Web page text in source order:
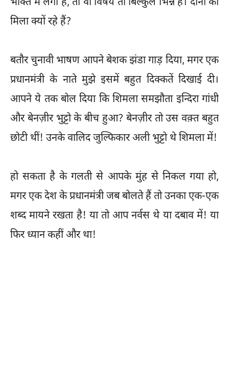
मिला क्यों रहे हैं?
बतौर चुनावी भाषण आपने बेशक झंडा गाड़ दिया, मगर एक
प्रधानमंत्री के नाते मुझे इसमें बहुत दिक्कतें दिखाई दी।
आपने ये तक बोल दिया कि शिमला समझौता इन्दिरा गांधी
और बेनज़ीर भुट्टो के बीच हुआ? बेनज़ीर तो उस वक़्त बहुत
छोटी थीं! उनके वालिद जुल्फिकार अली भुट्टो थे शिमला में!
हो सकता है के गलती से आपके मुंह से निकल गया हो,
मगर एक देश के प्रधानमंत्री जब बोलते हैं तो उनका एक-एक
शब्द मायने रखता है! या तो आप नर्वस थे या दबाव में! या
फिर ध्यान कहीं और था!